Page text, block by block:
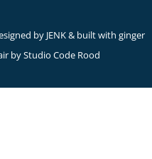
by JENK& built with ginger
byStudio Code Rood